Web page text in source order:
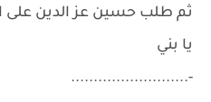
ثم طلب حسين عز الدين على
يا بني
-..........................